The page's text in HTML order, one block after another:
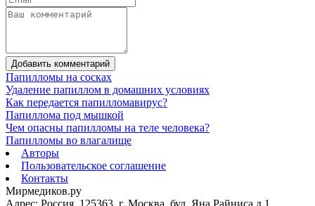
Добавить комментарий
Папилломы на сосках
Удаление папиллом в домашних условиях
Как передается папилломавирус?
Папиллома под мышкой
Чем опасны папилломы на теле человека?
Папилломы во влагалище
Авторы
Пользовательское соглашение
Контакты
Мирмедиков.ру